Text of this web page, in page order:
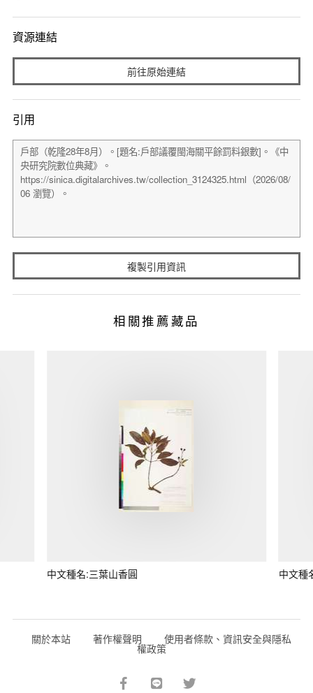
資源連結
前往原始連結
引用
複製引用資訊
相關推薦藏品
中文種名:三葉山香圓 中文種
關於本站 著作權聲明 使用者條款、資訊安全與隱私
權政策